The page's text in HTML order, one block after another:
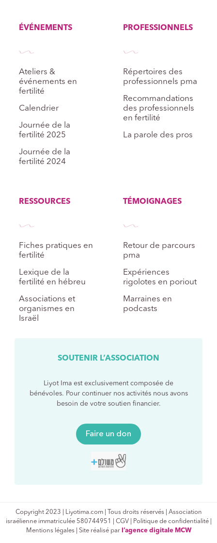
ÉVÉNEMENTS
Ateliers &
événements en
fertilité
Calendrier
Journée de la
fertilité 2025
Journée de la
fertilité 2024
PROFESSIONNELS
Répertoires des
professionnels pma
Recommandations
des professionnels
en fertilité
La parole des pros
RESSOURCES
Fiches pratiques en
fertilité
Lexique de la
fertilité en hébreu
Associations et
organismes en
Israël
TÉMOIGNAGES
Retour de parcours
pma
Expériences
rigolotes en poriout
Marraines en
podcasts
SOUTENIR L’ASSOCIATION
Liyot Ima est exclusivement composée de
bénévoles. Pour continuer nos activités nous avons
besoin de votre soutien financier.
Faire un don
Copyright 2023 | Liyotima.com | Tous droits réservés | Association
israélienne immatriculée 580744951 | CGV| Politique de confidentialité|
Mentions légales | Site réalisé par l’agence digitale MCW